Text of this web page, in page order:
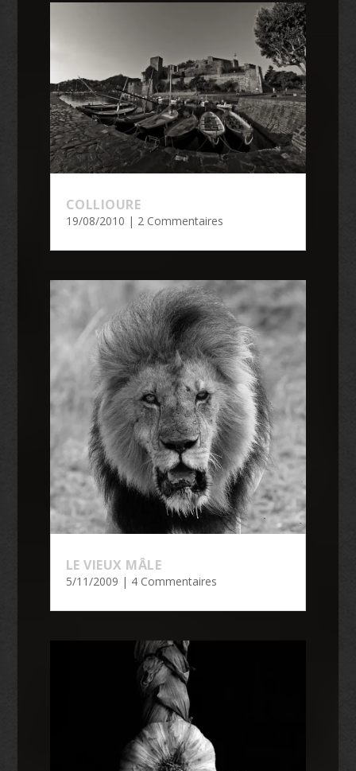
COLLIOURE
19/08/2010 | 2 Commentaires
LE VIEUX MÂLE
5/11/2009 | 4 Commentaires